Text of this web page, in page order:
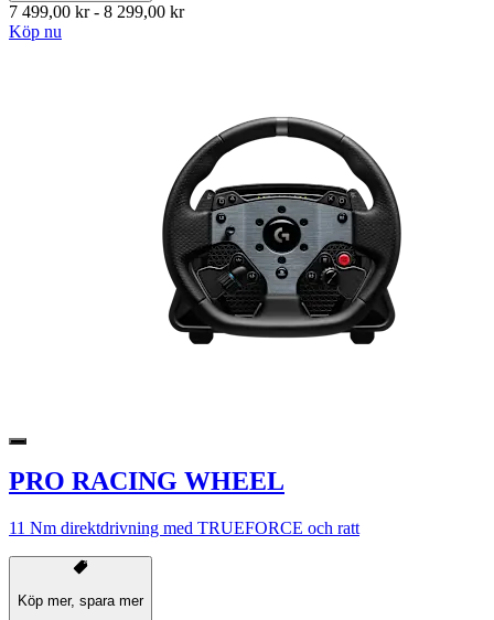
7 499,00 kr- 8 299,00 kr
Köp nu
PRO RACING WHEEL
11 Nm direktdrivning med TRUEFORCE och ratt
Köp mer, spara mer